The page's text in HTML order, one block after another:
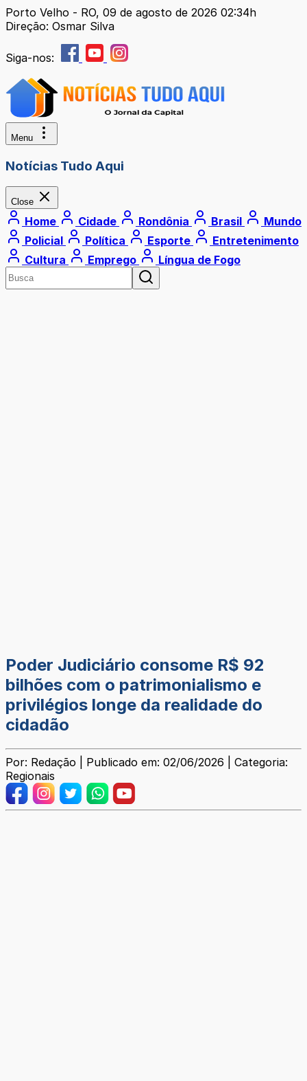
Porto Velho - RO, 09 de agosto de 2026 02:34h
Direção: Osmar Silva
Siga-nos:
Menu
Notícias Tudo Aqui
Close
Home Cidade Rondônia Brasil
Mundo
Policial
Política Esporte
Entretenimento
Cultura
Emprego Língua de Fogo
Poder Judiciário consome R$ 92
bilhões com o patrimonialismo e
privilégios longe da realidade do
cidadão
Por: Redação | Publicado em: 02/06/2026 | Categoria:
Regionais